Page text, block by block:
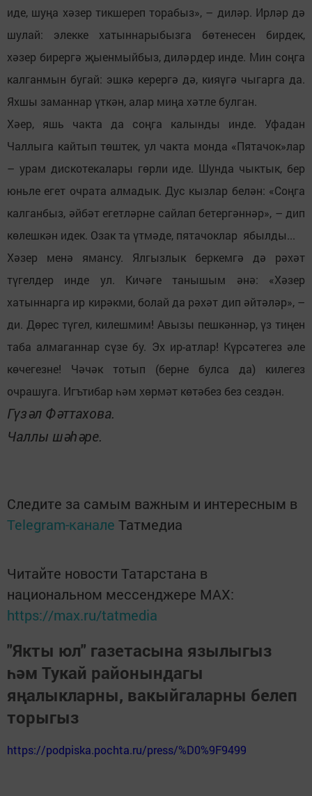
иде, шуңа хәзер тикшереп торабыз», – диләр. Ирләр дә
шулай: элекке хатыннарыбызга бөтенесен бирдек,
хәзер бирергә җыенмыйбыз, диләрдер инде. Мин соңга
калганмын бугай: эшкә керергә дә, кияүгә чыгарга да.
Яхшы заманнар үткән, алар миңа хәтле булган.
Хәер, яшь чакта да соңга калынды инде. Уфадан
Чаллыга кайтып төштек, ул чакта монда «Пятачок»лар
– урам дискотекалары гөрли иде. Шунда чыктык, бер
юньле егет очрата алмадык. Дус кызлар белән: «Соңга
калганбыз, әйбәт егетләрне сайлап бетергәннәр», – дип
көлешкән идек. Озак та үтмәде, пятачоклар ябылды...
Хәзер менә ямансу. Ялгызлык беркемгә дә рәхәт
түгелдер инде ул. Кичәге танышым әнә: «Хәзер
хатыннарга ир кирәкми, болай да рәхәт дип әйтәләр», –
ди. Дөрес түгел, килешмим! Авызы пешкәннәр, үз тиңен
таба алмаганнар сүзе бу. Эх ир-атлар! Күрсәтегез әле
көчегезне! Чәчәк тотып (берне булса да) килегез
очрашуга. Игътибар һәм хөрмәт көтәбез без сездән.
Гүзәл Фәттахова.
Чаллы шәһәре.
Следите за самым важным и интересным в
Telegram-канале Татмедиа
Читайте новости Татарстана в
национальном мессенджере MАХ:
https://max.ru/tatmedia
"Якты юл" газетасына язылыгыз
һәм Тукай районындагы
яңалыкларны, вакыйгаларны белеп
торыгыз
https://podpiska.pochta.ru/press/%D0%9F9499